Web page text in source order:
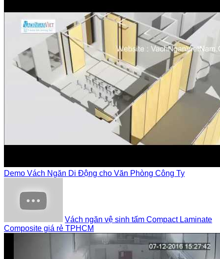
Demo Vách Ngăn Di Động cho Văn Phòng Công Ty
Vách ngăn vệ sinh tấm Compact Laminate
Composite giá rẻ TPHCM